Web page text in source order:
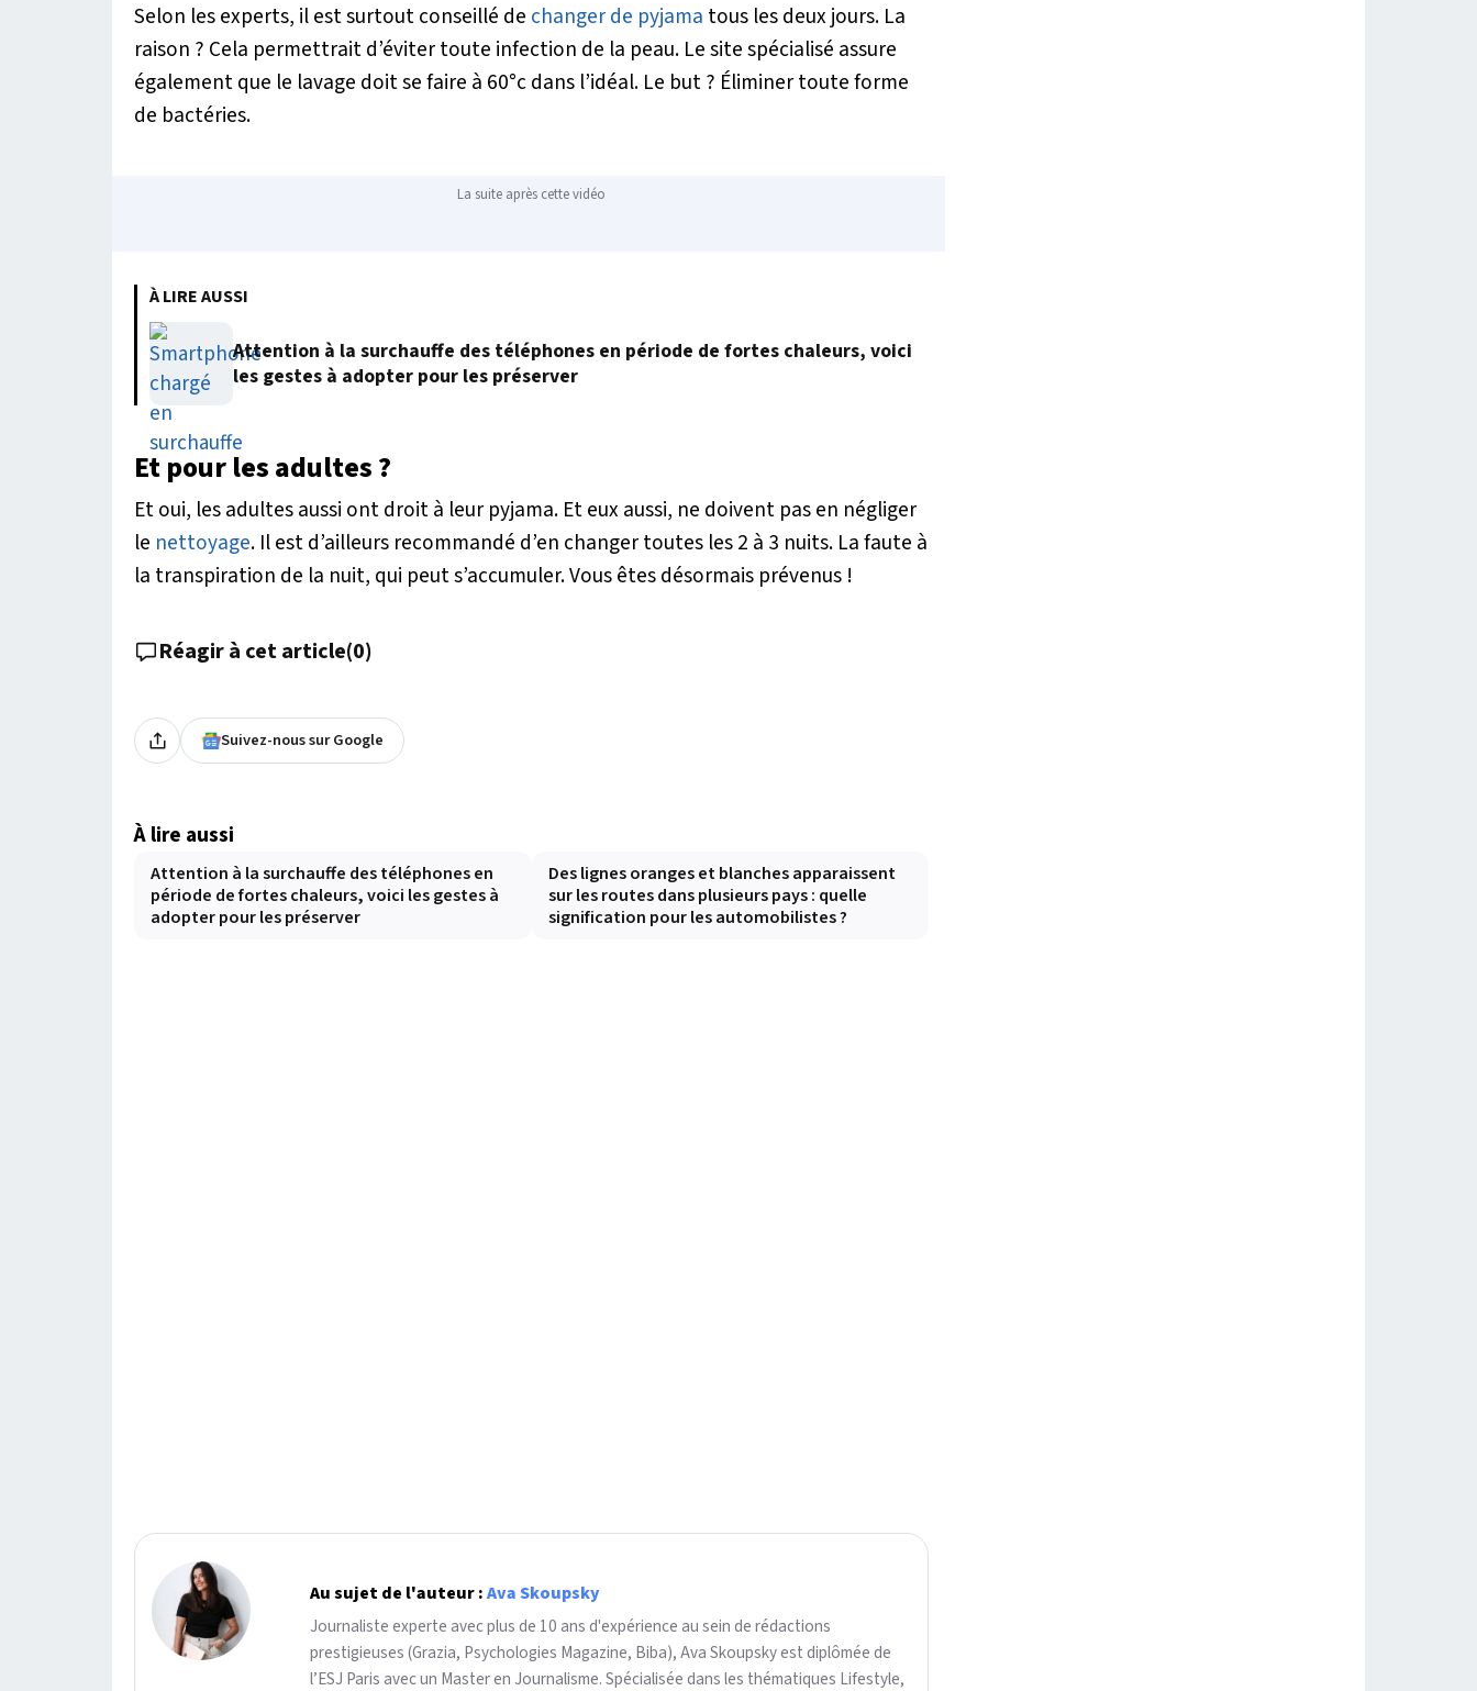
Selon les experts, il est surtout conseillé de changer de pyjama tous les deux jours. La
raison ? Cela permettrait d’éviter toute infection de la peau. Le site spécialisé assure
également que le lavage doit se faire à 60°c dans l’idéal. Le but ? Éliminer toute forme
de bactéries.
La suite après cette vidéo
À LIRE AUSSI
Attention à la surchauffe des téléphones en période de fortes chaleurs, voici
les gestes à adopter pour les préserver
Et pour les adultes ?
Et oui, les adultes aussi ont droit à leur pyjama. Et eux aussi, ne doivent pas en négliger
le nettoyage. Il est d’ailleurs recommandé d’en changer toutes les 2 à 3 nuits. La faute à
la transpiration de la nuit, qui peut s’accumuler. Vous êtes désormais prévenus !
Réagir à cet article(0)
Suivez-nous sur Google
À lire aussi
Attention à la surchauffe des téléphones en
période de fortes chaleurs, voici les gestes à
adopter pour les préserver
Des lignes oranges et blanches apparaissent
sur les routes dans plusieurs pays : quelle
signification pour les automobilistes ?
Au sujet de l'auteur :Ava Skoupsky
Journaliste experte avec plus de 10 ans d'expérience au sein de rédactions
prestigieuses (Grazia, Psychologies Magazine, Biba), Ava Skoupsky est diplômée de
l’ESJ Paris avec un Master en Journalisme. Spécialisée dans les thématiques Lifestyle,